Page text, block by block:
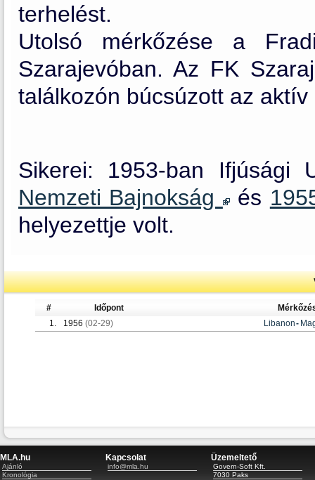
terhelést.
Utolsó mérkőzése a
Szarajevóban. Az FK
találkozón búcsúzott az
Sikerei: 1953-ban Ifjúsági
Nemzeti Bajnokság
és
helyezettje volt.
# Időpont
1.
1956 (02-29) Libanon-
MLA.hu
Ajánló
Kronológia
Kapcsolat
info@mla.hu
Üzemeltető
Govern-Soft Kft.
7030 Paks